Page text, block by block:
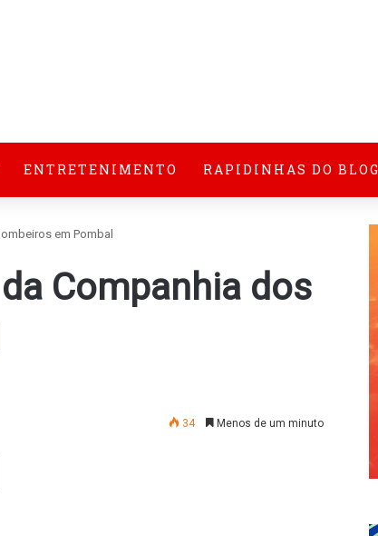
ENTRETENIMENTO RAPIDINHAS DO BLOG
em Pombal
Companhia dos
34 Menos de um minuto